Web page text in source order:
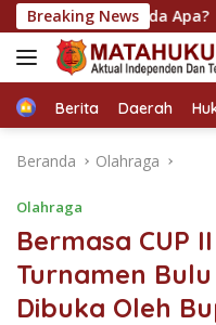
Langsung
ke
konten
Breaking News
Ada Apa?
HomeBerita Daerah
Beranda Olahraga
Olahraga
Bermasa CUP
Turnamen
Dibuka Oleh